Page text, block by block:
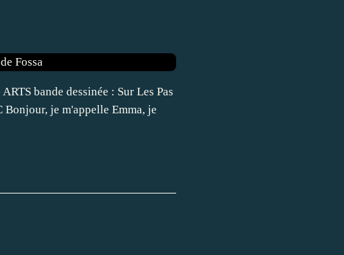
bande dessinée : Sur Les Pas
Bonjour, je m'appelle Emma, je